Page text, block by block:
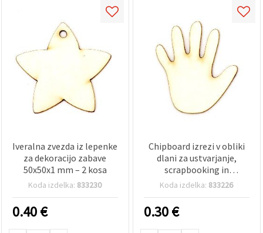
Iveralna zvezda iz lepenke
za dekoracijo zabave
50x50x1 mm – 2 kosa
Koda izdelka: 833230
0.40€
Chipboard izrezi v obliki
dlani za ustvarjanje,
scrapbooking in
dekoracijo, 40×35×1 mm –
Koda izdelka: 833226
0.30€